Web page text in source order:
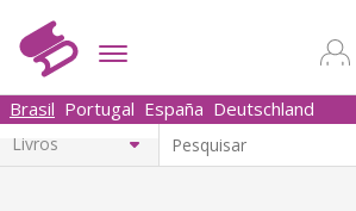
Brasil Portugal España Deutschland